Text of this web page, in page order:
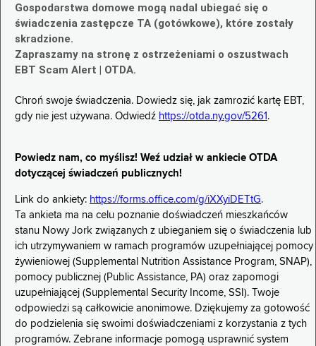
Gospodarstwa domowe mogą nadal ubiegać się o
świadczenia zastępcze TA (gotówkowe), które zostały
skradzione.
Zapraszamy na stronę z ostrzeżeniami o oszustwach
EBT Scam Alert | OTDA.
Chroń swoje świadczenia. Dowiedz się, jak zamrozić kartę EBT,
gdy nie jest używana. Odwiedź https://otda.ny.gov/5261 .
Powiedz nam, co myślisz! Weź udział w ankiecie OTDA
dotyczącej świadczeń publicznych!
Link do ankiety: https://forms.office.com/g/iXXyiDETtG.
Ta ankieta ma na celu poznanie doświadczeń mieszkańców
stanu Nowy Jork związanych z ubieganiem się o świadczenia lub
ich utrzymywaniem w ramach programów uzupełniającej pomocy
żywieniowej (Supplemental Nutrition Assistance Program, SNAP),
pomocy publicznej (Public Assistance, PA) oraz zapomogi
uzupełniającej (Supplemental Security Income, SSI). Twoje
odpowiedzi są całkowicie anonimowe. Dziękujemy za gotowość
do podzielenia się swoimi doświadczeniami z korzystania z tych
programów. Zebrane informacje pomogą usprawnić system